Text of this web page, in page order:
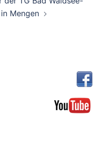
Mengen